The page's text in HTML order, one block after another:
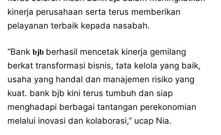
kinerja perusahaan serta terus memberikan
pelayanan terbaik kepada nasabah.
“Bank bjb berhasil mencetak kinerja gemilang
berkat transformasi bisnis, tata kelola yang baik,
usaha yang handal dan manajemen risiko yang
kuat. bank bjb kini terus tumbuh dan siap
menghadapi berbagai tantangan perekonomian
melalui inovasi dan kolaborasi,” ucap Nia.